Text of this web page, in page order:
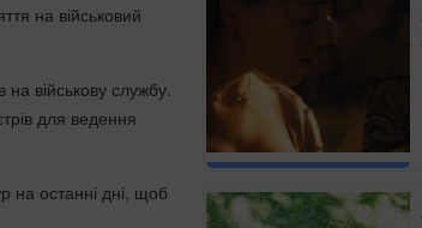
на військовий
військову службу.
для ведення
на останні дні, щоб